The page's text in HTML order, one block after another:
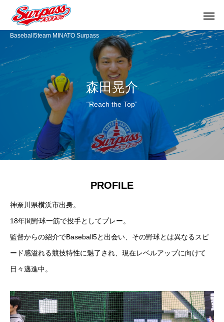
Baseball5team MINATO Surpass
森田晃介
“Reach the Top”
PROFILE
神奈川県横浜市出身。
18年間野球一筋で投手としてプレー。
監督からの紹介でBaseball5と出会い、その野球とは異なるスピ
ード感溢れる競技特性に魅了され、現在レベルアップに向けて
日々邁進中。